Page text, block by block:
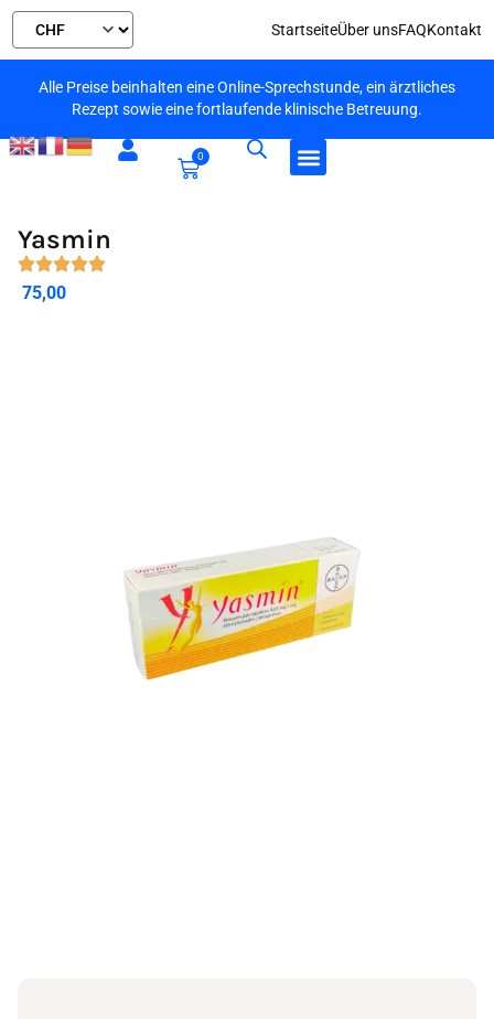
StartseiteÜber unsFAQKontakt
Alle Preise beinhalten eine Online-Sprechstunde, ein ärztliches
Rezept sowie eine fortlaufende klinische Betreuung.
0
Yasmin
75,00